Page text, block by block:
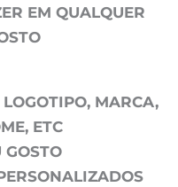
EM QUALQUER
MARCA,
ETC
GOSTO